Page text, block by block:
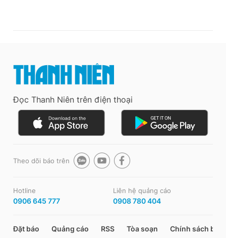
Đọc Thanh Niên trên điện thoại
Theo dõi báo trên
Hotline
0906 645 777
Liên hệ quảng cáo
0908 780 404
Đặt báo Quảng cáo RSS Tòa soạn Chính sách bảo